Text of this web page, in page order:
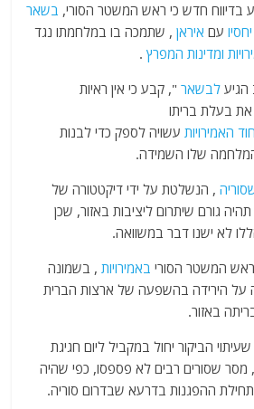
itt
er
c
e
b
o
o
k
בדיווח חדש כי ראש המשטר הסורי, בשאר
עם איראן , שתמכה בו במלחמתו נגד
ומדינות המפרץ .
הגיעלבשאר ", קבע כי אין ראיות
בעלת בריתו
האמירויות עשויה לספק כדי לבנות
שלו השמידה.
, הנשלטת על ידי דיקטטורה של
תהיה גורם שיתרום ליציבות באזור, שכן
לא ישנו דבר במשוואה.
ראש המשטר הסורי באמירויות , בשמונה
על הירידה בהשפעה של ארצות הברית
באזור.
שעיתוי הביקור יחול במקביל ליום חגיגת
שסורים רבים לא פספסו, כפי שהיה